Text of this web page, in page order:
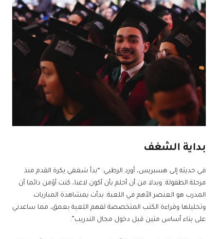
بداية الشغف
في حديثه إلى هسبريس، أورد الرطبي: “بدأ شغفي بكرة القدم منذ
مرحلة الطفولة. وبدلا من أن أحلم بأن أكون لاعبا، كنت أؤمن دائما أن
المدرب هو العنصر الأهم في اللعبة. بدأت بمشاهدة المباريات
وتحليلها وقراءة الكتب المتخصصة لفهم اللعبة بعمق، مما ساعدني
على بناء أساس متين قبل دخول مجال التدريب”.